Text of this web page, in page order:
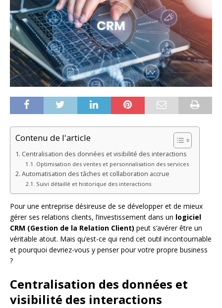
Contenu de l'article
Centralisation des données et visibilité des interactions
Optimisation des ventes et personnalisation des services
Automatisation des tâches et collaboration accrue
Suivi détaillé et historique des interactions
Pour une entreprise désireuse de se développer et de mieux
gérer ses relations clients, l’investissement dans un logiciel
CRM (Gestion de la Relation Client) peut s’avérer être un
véritable atout. Mais qu’est-ce qui rend cet outil incontournable
et pourquoi devriez-vous y penser pour votre propre business
?
Centralisation des données et
visibilité des interactions